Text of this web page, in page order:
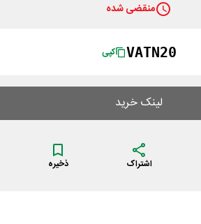
منقضی شده
VATN20 کپی
لینک خرید
اشتراک ذخیره